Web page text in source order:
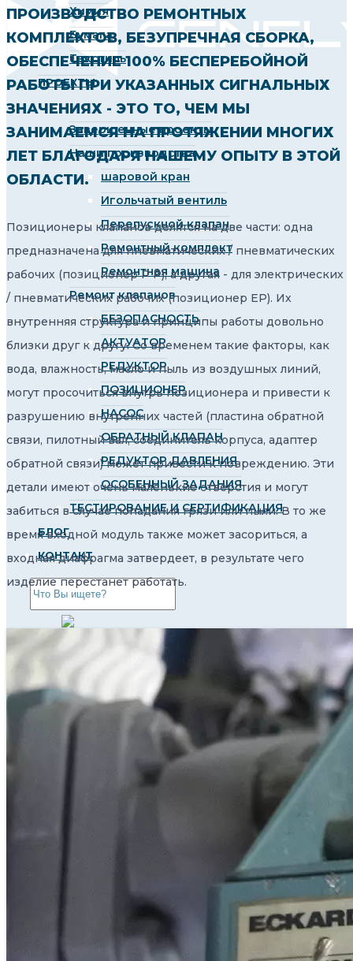
Химия
Бумага
Текстиль
ПРОЕКТЫ
Завершенные проекты
Наши производства
шаровой кран
Игольчатый вентиль
Перепускной клапан
Ремонтный комплект
Ремонтная машина
Ремонт клапанов
БЕЗОПАСНОСТЬ
АКТУАТОР
РЕДУКТОР
ПОЗИЦИОНЕР
НАСОС
ОБРАТНЫЙ КЛАПАН
РЕДУКТОР ДАВЛЕНИЯ
ОСОБЕННЫЙ ЗАДАНИЯ
ТЕСТИРОВАНИЕ И СЕРТИФИКАЦИЯ
БЛОГ
КОНТАКТ
RU
DE
ПРОИЗВОДСТВО РЕМОНТНЫХ
КОМПЛЕКТОВ, БЕЗУПРЕЧНАЯ СБОРКА,
ОБЕСПЕЧЕНИЕ 100% БЕСПЕРЕБОЙНОЙ
РАБОТЫ ПРИ УКАЗАННЫХ СИГНАЛЬНЫХ
ЗНАЧЕНИЯХ - ЭТО ТО, ЧЕМ МЫ
ЗАНИМАЕМСЯ НА ПРОТЯЖЕНИИ МНОГИХ
ЛЕТ БЛАГОДАРЯ НАШЕМУ ОПЫТУ В ЭТОЙ
ОБЛАСТИ.
Позиционеры клапанов делятся на две части: одна
предназначена для пневматических / пневматических
рабочих (позиционер P P), а другая - для электрических
/ пневматических рабочих (позиционер EP). Их
внутренняя структура и принципы работы довольно
близки друг к другу. Со временем такие факторы, как
вода, влажность, масло и пыль из воздушных линий,
могут просочиться внутрь позиционера и привести к
разрушению внутренних частей (пластина обратной
связи, пилотный вал, соединитель корпуса, адаптер
обратной связи) может привести к повреждению. Эти
детали имеют очень маленькие отверстия и могут
забиться в случае попадания грязи или пыли. В то же
время входной модуль также может засориться, а
входная диафрагма затвердеет, в результате чего
изделие перестанет работать.